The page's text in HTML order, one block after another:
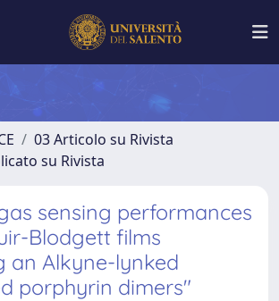
03 Articolo su Rivista
su Rivista
sensing performances
Blodgett films
an Alkyne-lynked
porphyrin dimers"